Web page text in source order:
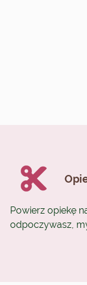
Powierz opiekę
odpoczywasz,